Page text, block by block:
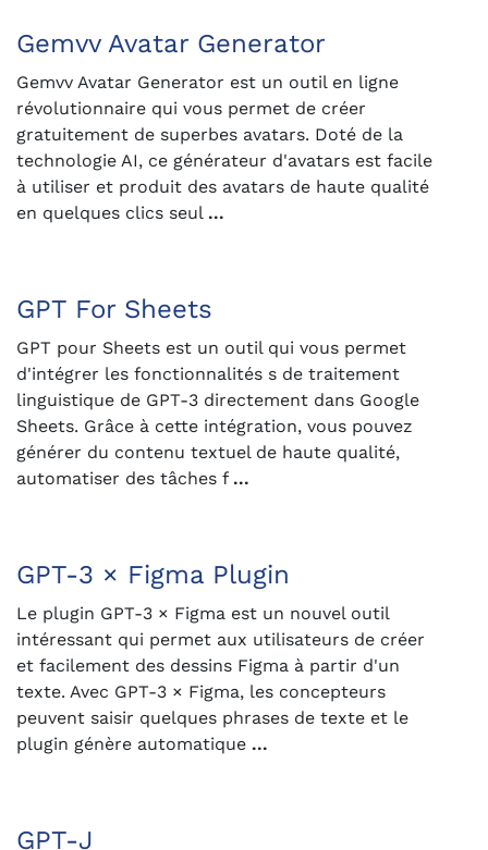
Gemvv Avatar Generator
Gemvv Avatar Generator est un outil en ligne
révolutionnaire qui vous permet de créer
gratuitement de superbes avatars. Doté de la
technologie AI, ce générateur d'avatars est facile
à utiliser et produit des avatars de haute qualité
en quelques clics seul ...
GPT For Sheets
GPT pour Sheets est un outil qui vous permet
d'intégrer les fonctionnalités s de traitement
linguistique de GPT-3 directement dans Google
Sheets. Grâce à cette intégration, vous pouvez
générer du contenu textuel de haute qualité,
automatiser des tâches f ...
GPT-3 × Figma Plugin
Le plugin GPT-3 × Figma est un nouvel outil
intéressant qui permet aux utilisateurs de créer
et facilement des dessins Figma à partir d'un
texte. Avec GPT-3 × Figma, les concepteurs
peuvent saisir quelques phrases de texte et le
plugin génère automatique ...
GPT-J